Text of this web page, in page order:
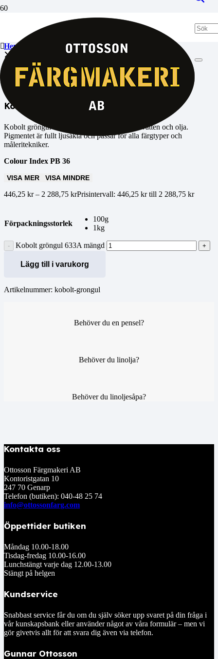
Hem
Färgpigment
Kobolt gröngul 633A
Kobolt gröngul 633A
Kobolt gröngul är ett oorganiskt pigment för vatten och olja.
Pigmentet är fullt ljusäkta och passar för alla färgtyper och
måleritekniker.
Colour Index PB 36
VISA MER VISA MINDRE
446,25 kr – 2 288,75 krPrisintervall: 446,25 kr till 2 288,75 kr
Förpackningsstorlek
100g
1kg
Kobolt gröngul 633A mängd
Lägg till i varukorg
Artikelnummer: kobolt-grongul
Behöver du en pensel?
Behöver du linolja?
Behöver du linoljesåpa?
Kontakta oss
Ottosson Färgmakeri AB
Kontoristgatan 10
247 70 Genarp
Telefon (butiken): 040-48 25 74
info@ottossonfarg.com
Öppettider butiken
Måndag 10.00-18.00
Tisdag-fredag 10.00-16.00
Lunchstängt varje dag 12.00-13.00
Stängt på helgen
Kundservice
Snabbast service får du om du själv söker upp svaret på din fråga i
vår kunskapsbank eller använder något av våra formulär – men vi
gör givetvis allt för att svara dig även via telefon.
Gunnar Ottosson